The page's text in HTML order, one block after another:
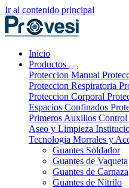
Ir al contenido principal
Inicio
Productos
Proteccion Manual
Proteccion Respiratoria
Proteccion Corporal
Espacios Confinados
Primeros Auxilios Control
Aseo y Limpieza
Tecnologia Morrales y
Guantes Soldador
Guantes de Vaqueta
Guantes de Carnaza
Guantes de Nitrilo